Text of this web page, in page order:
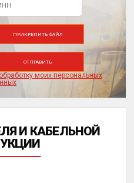
ПРИКРЕПИТЬ ФАЙЛ
обработку моих персональных
ОТПРАВИТЬ
И КАБЕЛЬНОЙ